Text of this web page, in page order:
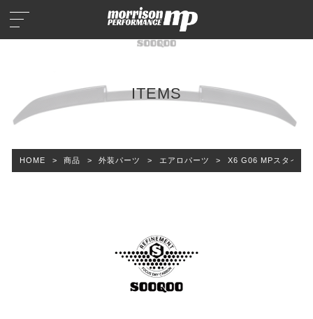
ITEMS
HOME > 商品 > 外装パーツ > エアロパーツ > X6 G06 MPスタイル